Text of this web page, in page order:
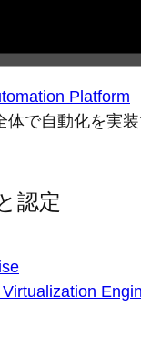
Platform
で自動化を実装
認定